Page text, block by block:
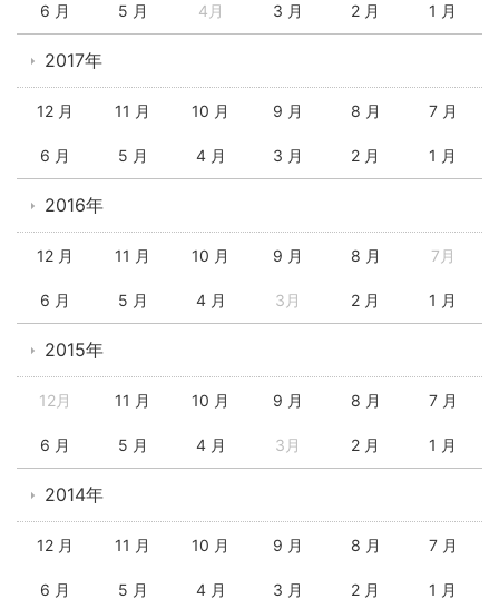
6 月 5 月 4月 3 月 2 月 1 月
2017年
12 月 11 月 10 月 9 月 8 月 7 月
6 月 5 月 4 月 3 月 2 月 1 月
2016年
12 月 11 月 10 月 9 月 8 月 7月
6 月 5 月 4 月 3月 2 月 1 月
2015年
12月 11 月 10 月 9 月 8 月 7 月
6 月 5 月 4 月 3月 2 月 1 月
2014年
12 月 11 月 10 月 9 月 8 月 7 月
6 月 5 月 4 月 3 月 2 月 1 月